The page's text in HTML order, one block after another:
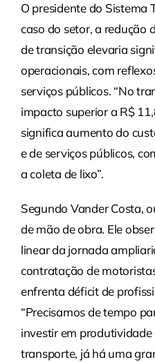
O presidente do Sistema
caso do setor, a redução
de transição elevaria
operacionais, com
serviços públicos. “No
impacto superior a R$
significa aumento do
e de serviços públicos,
a coleta de lixo”.
Segundo Vander Costa,
de mão de obra. Ele
linear da jornada
contratação de
enfrenta déficit de
“Precisamos de tempo
investir em
transporte, já há uma